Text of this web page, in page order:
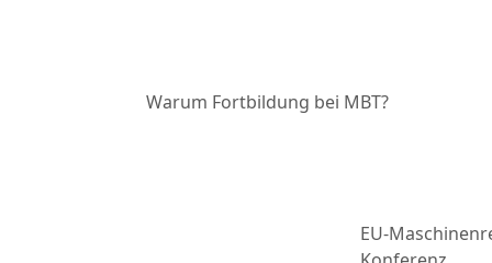
Warum Fortbildung bei MBT?
EU-